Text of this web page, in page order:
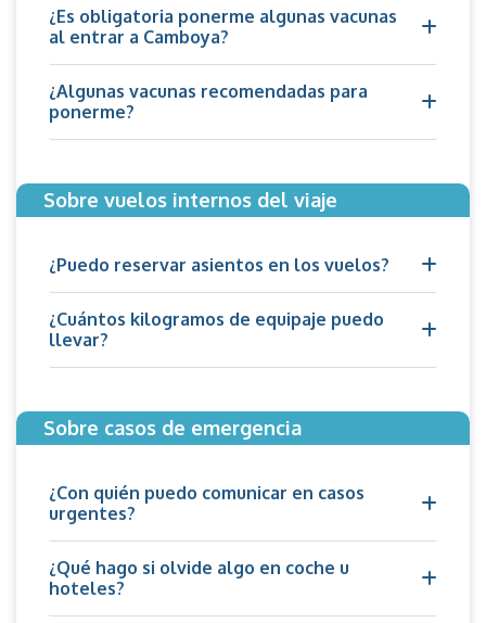
¿Es obligatoria ponerme algunas vacunas
al entrar a Camboya?
¿Algunas vacunas recomendadas para
ponerme?
Sobre vuelos internos del viaje
¿Puedo reservar asientos en los vuelos?
¿Cuántos kilogramos de equipaje puedo
llevar?
Sobre casos de emergencia
¿Con quién puedo comunicar en casos
urgentes?
¿Qué hago si olvide algo en coche u
hoteles?